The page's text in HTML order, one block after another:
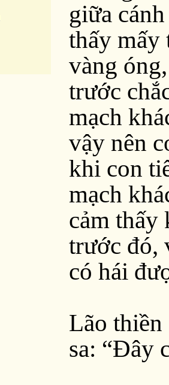
giữa
thấy mấy
vàng
trước
mạch
vậy nên
khi con
mạch
cảm thấy
trước đó,
có hái
Lão thiền
sa: “Đây